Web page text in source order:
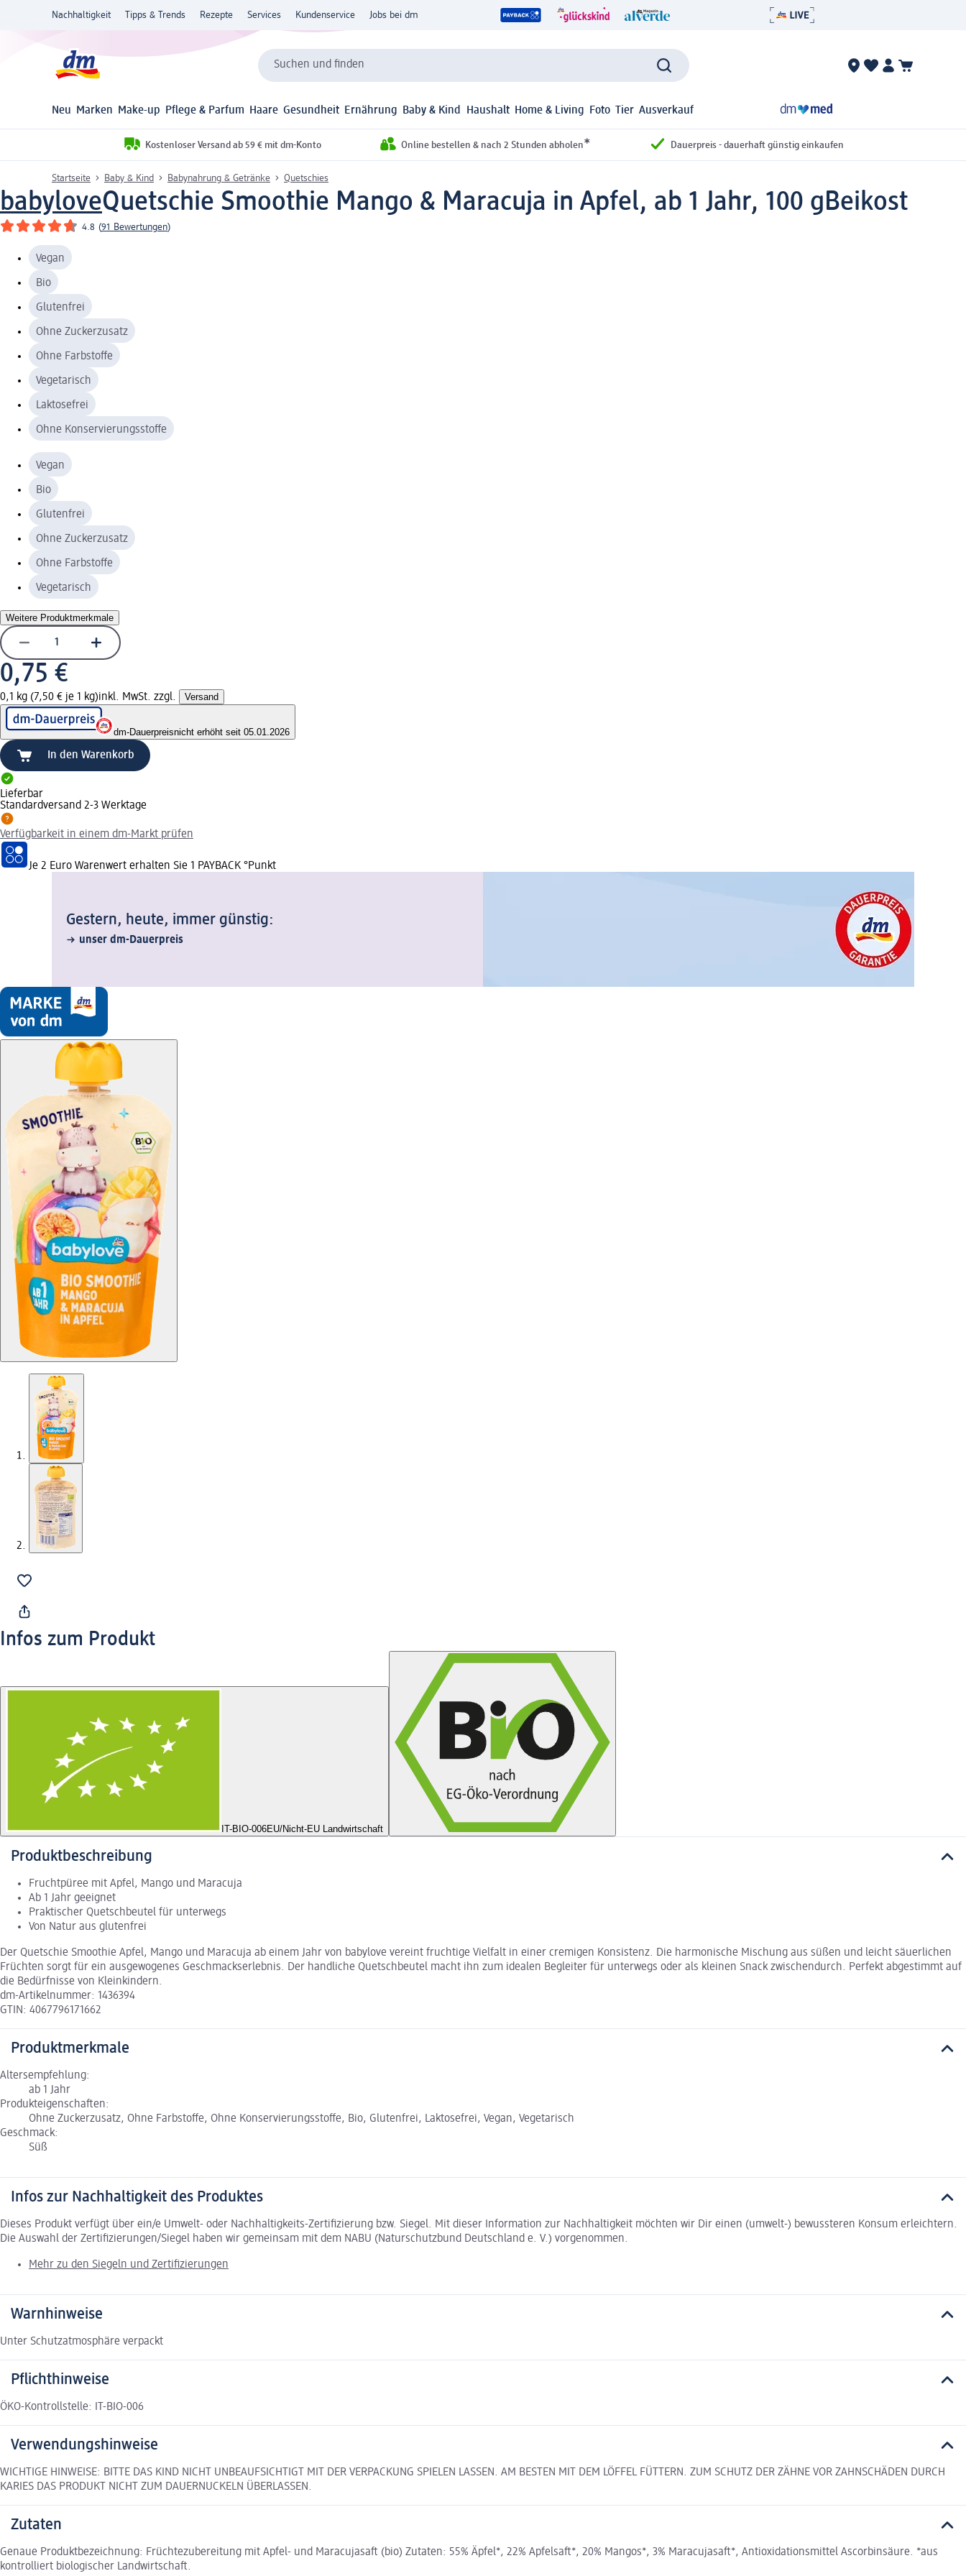
Nachhaltigkeit Tipps & Trends Rezepte Services Kundenservice Jobs bei dm
Suchen und finden
Neu Marken Make-up Pflege & Parfum Haare Gesundheit Ernährung Baby & Kind Haushalt Home & Living Foto Tier Ausverkauf
Kostenloser Versand ab 59 € mit dm-Konto Online bestellen & nach 2 Stunden abholen* Dauerpreis - dauerhaft günstig einkaufen
Startseite Baby & Kind Babynahrung & Getränke Quetschies
babyloveQuetschie Smoothie Mango & Maracuja in Apfel, ab 1 Jahr, 100 gBeikost
4.8 (91 Bewertungen)
Vegan
Bio
Glutenfrei
Ohne Zuckerzusatz
Ohne Farbstoffe
Vegetarisch
Laktosefrei
Ohne Konservierungsstoffe
Vegan
Bio
Glutenfrei
Ohne Zuckerzusatz
Ohne Farbstoffe
Vegetarisch
Weitere Produktmerkmale
0,75 €
0,1 kg (7,50 € je 1 kg)inkl. MwSt. zzgl. Versand
dm-Dauerpreisnicht erhöht seit 05.01.2026
In den Warenkorb
Lieferbar
Standardversand 2-3 Werktage
Verfügbarkeit in einem dm-Markt prüfen
Je 2 Euro Warenwert erhalten Sie 1 PAYBACK °Punkt
Gestern, heute, immer günstig:
unser dm-Dauerpreis
Infos zum Produkt
IT-BIO-006EU/Nicht-EU Landwirtschaft
Produktbeschreibung
Fruchtpüree mit Apfel, Mango und Maracuja
Ab 1 Jahr geeignet
Praktischer Quetschbeutel für unterwegs
Von Natur aus glutenfrei
Der Quetschie Smoothie Apfel, Mango und Maracuja ab einem Jahr von babylove vereint fruchtige Vielfalt in einer cremigen Konsistenz. Die harmonische Mischung aus süßen und leicht säuerlichen
Früchten sorgt für ein ausgewogenes Geschmackserlebnis. Der handliche Quetschbeutel macht ihn zum idealen Begleiter für unterwegs oder als kleinen Snack zwischendurch. Perfekt abgestimmt auf
die Bedürfnisse von Kleinkindern.
dm-Artikelnummer: 1436394
GTIN: 4067796171662
Produktmerkmale
Altersempfehlung:
ab 1 Jahr
Produkteigenschaften:
Ohne Zuckerzusatz, Ohne Farbstoffe, Ohne Konservierungsstoffe, Bio, Glutenfrei, Laktosefrei, Vegan, Vegetarisch
Geschmack:
Süß
Infos zur Nachhaltigkeit des Produktes
Dieses Produkt verfügt über ein/e Umwelt- oder Nachhaltigkeits-Zertifizierung bzw. Siegel. Mit dieser Information zur Nachhaltigkeit möchten wir Dir einen (umwelt-) bewussteren Konsum erleichtern.
Die Auswahl der Zertifizierungen/Siegel haben wir gemeinsam mit dem NABU (Naturschutzbund Deutschland e. V.) vorgenommen.
Mehr zu den Siegeln und Zertifizierungen
Warnhinweise
Unter Schutzatmosphäre verpackt
Pflichthinweise
ÖKO-Kontrollstelle: IT-BIO-006
Verwendungshinweise
WICHTIGE HINWEISE: BITTE DAS KIND NICHT UNBEAUFSICHTIGT MIT DER VERPACKUNG SPIELEN LASSEN. AM BESTEN MIT DEM LÖFFEL FÜTTERN. ZUM SCHUTZ DER ZÄHNE VOR ZAHNSCHÄDEN DURCH
KARIES DAS PRODUKT NICHT ZUM DAUERNUCKELN ÜBERLASSEN.
Zutaten
Genaue Produktbezeichnung: Früchtezubereitung mit Apfel- und Maracujasaft (bio) Zutaten: 55% Äpfel*, 22% Apfelsaft*, 20% Mangos*, 3% Maracujasaft*, Antioxidationsmittel Ascorbinsäure. *aus
kontrolliert biologischer Landwirtschaft.